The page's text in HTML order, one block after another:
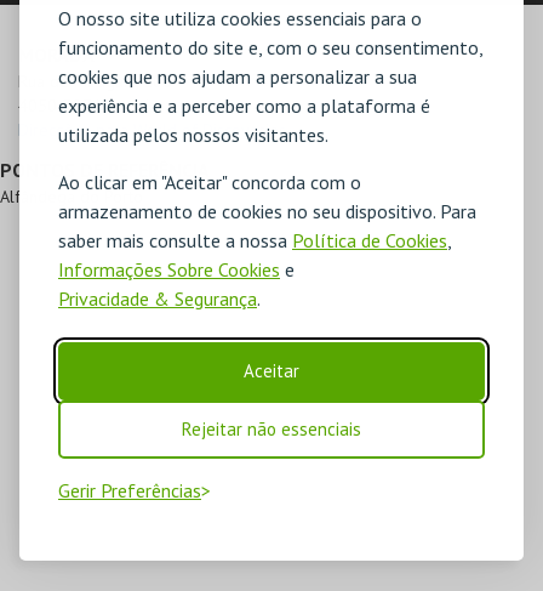
O nosso site utiliza cookies essenciais para o
funcionamento do site e, com o seu consentimento,
cookies que nos ajudam a personalizar a sua
experiência e a perceber como a plataforma é
utilizada pelos nossos visitantes.
Ao clicar em "Aceitar" concorda com o
armazenamento de cookies no seu dispositivo. Para
saber mais consulte a nossa Política de Cookies
Informações Sobre Cookies e
Privacidade & Segurança.
Aceitar
Rejeitar não essenciais
Gerir Preferências
MORADA
Rua de Miragaia, 106
4050-387 Miragaia
Direcções para World of Discoveries
PONTOS DE REFERÊNCIA
Alfândega do Porto